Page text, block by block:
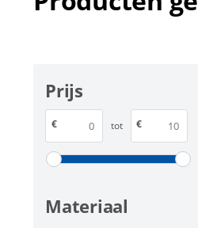
Prijs
€ tot €
Materiaal